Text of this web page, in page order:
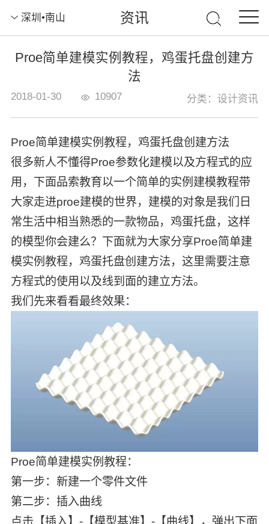
深圳•南山 资讯
Proe简单建模实例教程，鸡蛋托盘创建方
法
2018-01-30 10907 分类：设计资讯
Proe简单建模实例教程，鸡蛋托盘创建方法
很多新人不懂得Proe参数化建模以及方程式的应
用，下面品索教育以一个简单的实例建模教程带
大家走进proe建模的世界，建模的对象是我们日
常生活中相当熟悉的一款物品，鸡蛋托盘，这样
的模型你会建么？下面就为大家分享Proe简单建
模实例教程，鸡蛋托盘创建方法，这里需要注意
方程式的使用以及线到面的建立方法。
我们先来看看最终效果：
Proe简单建模实例教程：
第一步：新建一个零件文件
第二步：插入曲线
点击【插入】-【模型基准】-【曲线】，弹出下面